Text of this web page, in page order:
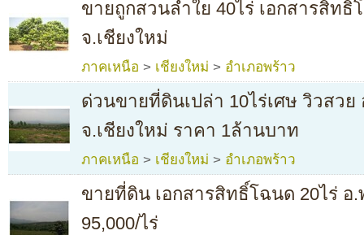
ขายถูกสวนลำใย 40ไร่ เอกสารสิทธิ์
จ.เชียงใหม่
ภาคเหนือ > เชียงใหม่ > อำเภอพร้าว
ด่วนขายที่ดินเปล่า 10ไร่เศษ วิวสวย
จ.เชียงใหม่ ราคา 1ล้านบาท
ภาคเหนือ > เชียงใหม่ > อำเภอพร้าว
ขายที่ดิน เอกสารสิทธิ์โฉนด 20ไร่ อ
95,000/ไร่